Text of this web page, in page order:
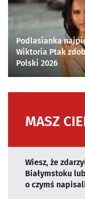
Podlasianka
Wiktoria Ptak
Polski 2026
MASZ
Wiesz, że
Białymstoku
o czymś